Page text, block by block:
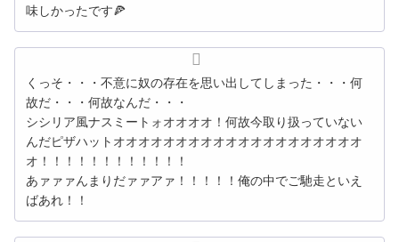
味しかったです🍕
くっそ・・・不意に奴の存在を思い出してしまった・・・何
故だ・・・何故なんだ・・・
シシリア風ナスミートォオオオオ！何故今取り扱っていない
んだピザハットオオオオオオオオオオオオオオオオオオオオ
オ！！！！！！！！！！！！
あァァァんまりだァァアァ！！！！！俺の中でご馳走といえ
ばあれ！！